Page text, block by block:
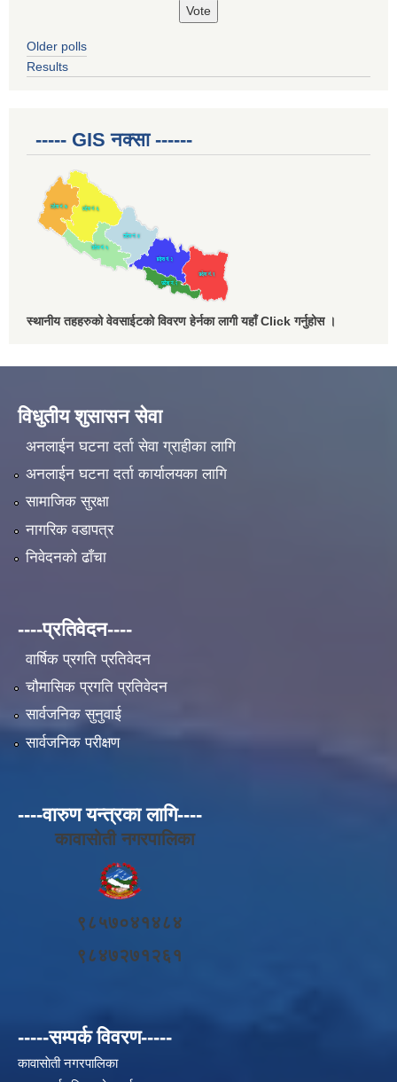
Older polls
Results
----- GIS नक्सा ------
स्थानीय तहहरुको वेवसाईटको विवरण हेर्नका लागी यहाँ Click गर्नुहोस ।
विधुतीय शुसासन सेवा
अनलाईन घटना दर्ता सेवा ग्राहीका लागि
अनलाईन घटना दर्ता कार्यालयका लागि
सामाजिक सुरक्षा
नागरिक वडापत्र
निवेदनको ढाँचा
----प्रतिवेदन----
वार्षिक प्रगति प्रतिवेदन
चौमासिक प्रगति प्रतिवेदन
सार्वजनिक सुनुवाई
सार्वजनिक परीक्षण
----वारुण यन्त्रका लागि----
कावासोती नगरपालिका
९८५७०४१४८४
९८४७२७१२६१
-----सम्पर्क विवरण-----
कावासाेती नगरपालिका